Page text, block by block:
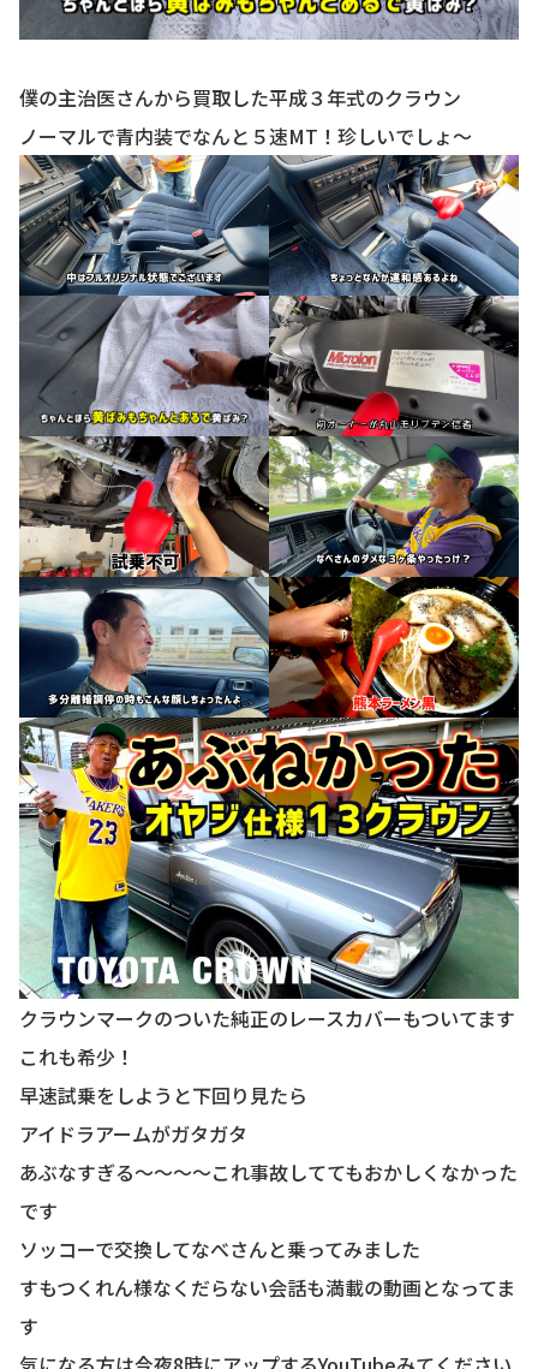
僕の主治医さんから買取した平成３年式のクラウン
ノーマルで青内装でなんと５速MT！珍しいでしょ〜
クラウンマークのついた純正のレースカバーもついてます
これも希少！
早速試乗をしようと下回り見たら
アイドラアームがガタガタ
あぶなすぎる〜〜〜〜これ事故しててもおかしくなかった
です
ソッコーで交換してなべさんと乗ってみました
すもつくれん様なくだらない会話も満載の動画となってま
す